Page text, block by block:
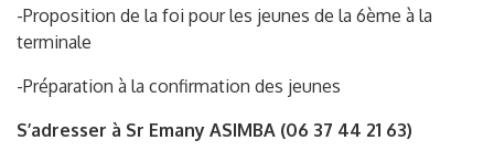
-Proposition de la foi pour les jeunes de la 6ème à la
terminale
-Préparation à la confirmation des jeunes
S’adresser à Sr Emany ASIMBA (06 37 44 21 63)